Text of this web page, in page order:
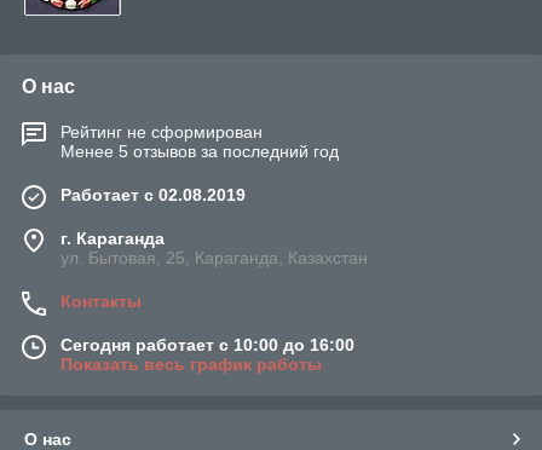
О нас
Рейтинг не сформирован
Менее 5 отзывов за последний год
Работает с 02.08.2019
г. Караганда
ул. Бытовая, 25, Караганда, Казахстан
Контакты
Сегодня работает с 10:00 до 16:00
Показать весь график работы
О нас